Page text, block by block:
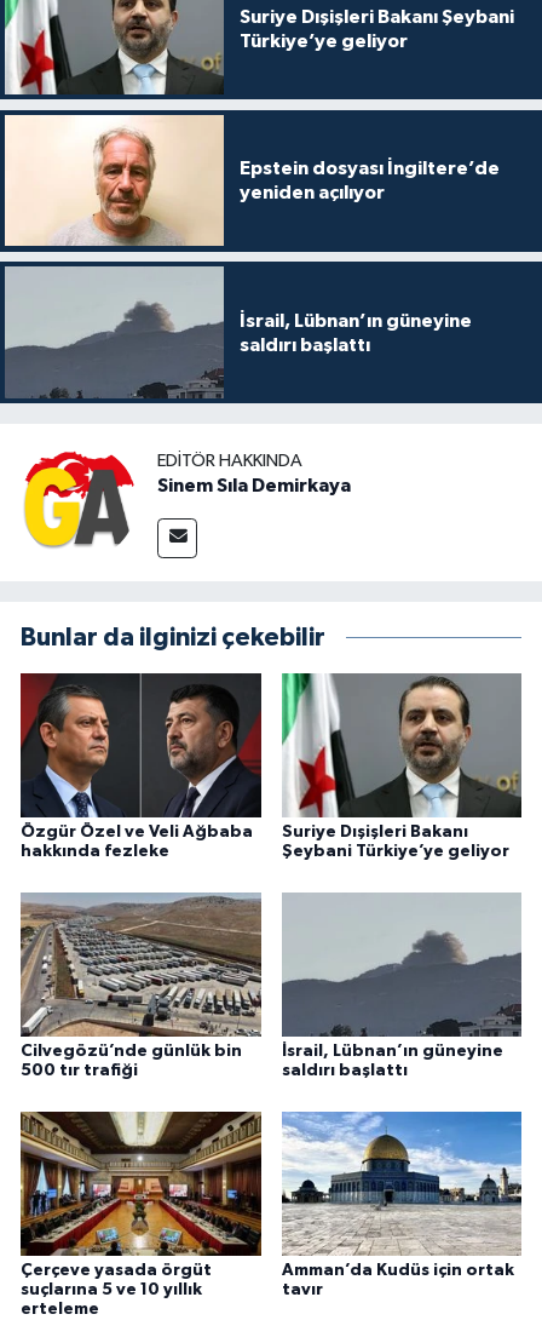
Suriye Dışişleri Bakanı Şeybani
Türkiye’ye geliyor
Epstein dosyası İngiltere’de
yeniden açılıyor
İsrail, Lübnan’ın güneyine
saldırı başlattı
EDITÖR HAKKINDA
Sinem Sıla Demirkaya
Bunlar da ilginizi çekebilir
Özgür Özel ve Veli Ağbaba
hakkında fezleke
Suriye Dışişleri Bakanı
Şeybani Türkiye’ye geliyor
Cilvegözü’nde günlük bin
500 tır trafiği
İsrail, Lübnan’ın güneyine
saldırı başlattı
Çerçeve yasada örgüt
suçlarına 5 ve 10 yıllık
erteleme
Amman’da Kudüs için ortak
tavır